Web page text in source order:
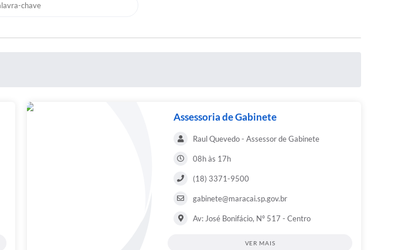
Assessoria de Gabinete
Raul Quevedo - Assessor de Gabinete
08h às 17h
(18) 3371-9500
gabinete@maracai.sp.gov.br
Av: José Bonifácio, Nº 517 - Centro
VER MAIS